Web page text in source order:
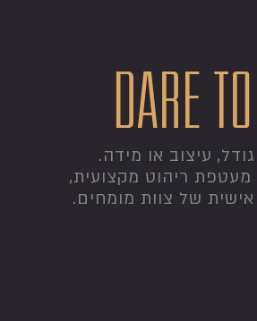
dare
עיצוב או מידה.
מעטפת ריהוט מקצועית,
של צוות מומחים.